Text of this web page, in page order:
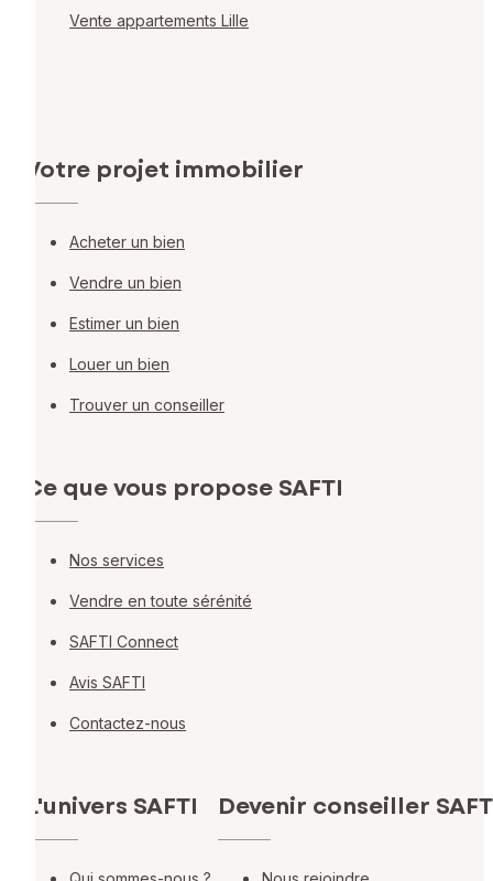
Vente appartements Lille
Votre projet immobilier
Acheter un bien
Vendre un bien
Estimer un bien
Louer un bien
Trouver un conseiller
Ce que vous propose SAFTI
Nos services
Vendre en toute sérénité
SAFTI Connect
Avis SAFTI
Contactez-nous
L'univers SAFTI Devenir conseiller